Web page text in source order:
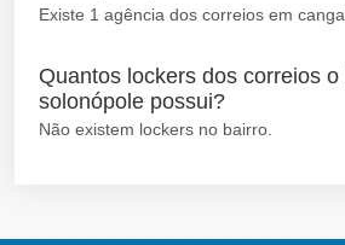
Existe 1 agência dos correios em
Quantos lockers dos correios
solonópole possui?
Não existem lockers no bairro.